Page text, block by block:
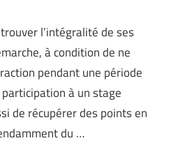
l’intégralité de ses
à condition de ne
pendant une période
à un stage
de récupérer des points en
du …